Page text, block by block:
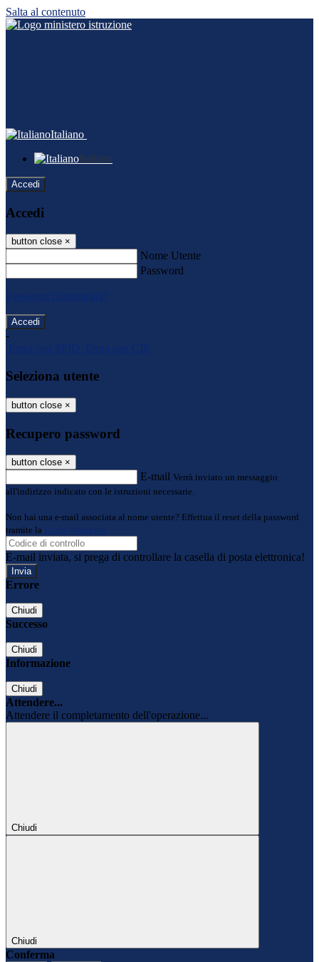
Salta al contenuto
Italiano
Italiano
Accedi
Accedi
button close ×
Nome Utente
Password
Password dimenticata?
-
Entra con SPID
Entra con CIE
Seleziona utente
button close ×
Recupero password
button close ×
E-mail Verrà inviato un messaggio
all'indirizzo indicato con le istruzioni necessarie.
Non hai una e-mail associata al nome utente? Effettua il reset della password
tramite la
Login Spaggiari
E-mail inviata, si prega di controllare la casella di posta elettronica!
Errore
Chiudi
Successo
Chiudi
Informazione
Chiudi
Attendere...
Attendere il completamento dell'operazione...
Chiudi
Chiudi
Conferma